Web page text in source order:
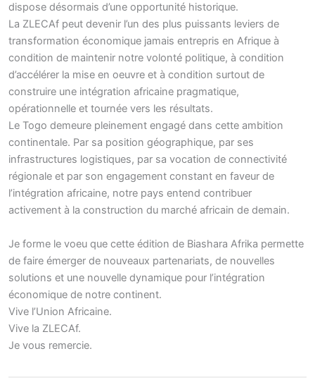
dispose désormais d’une opportunité historique.
La ZLECAf peut devenir l’un des plus puissants leviers de
transformation économique jamais entrepris en Afrique à
condition de maintenir notre volonté politique, à condition
d’accélérer la mise en oeuvre et à condition surtout de
construire une intégration africaine pragmatique,
opérationnelle et tournée vers les résultats.
Le Togo demeure pleinement engagé dans cette ambition
continentale. Par sa position géographique, par ses
infrastructures logistiques, par sa vocation de connectivité
régionale et par son engagement constant en faveur de
l’intégration africaine, notre pays entend contribuer
activement à la construction du marché africain de demain.
Je forme le voeu que cette édition de Biashara Afrika permette
de faire émerger de nouveaux partenariats, de nouvelles
solutions et une nouvelle dynamique pour l’intégration
économique de notre continent.
Vive l’Union Africaine.
Vive la ZLECAf.
Je vous remercie.